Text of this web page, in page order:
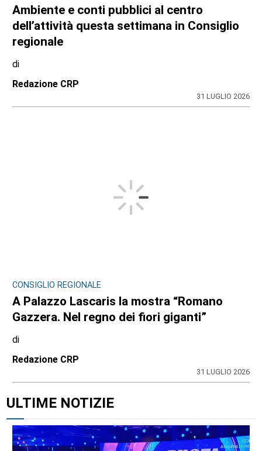
Ambiente e conti pubblici al centro
dell’attività questa settimana in Consiglio
regionale
di
Redazione CRP
31 LUGLIO 2026
CONSIGLIO REGIONALE
A Palazzo Lascaris la mostra “Romano
Gazzera. Nel regno dei fiori giganti”
di
Redazione CRP
31 LUGLIO 2026
ULTIME NOTIZIE